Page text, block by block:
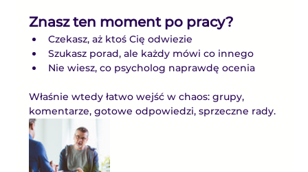
Znasz ten moment po pracy?
Czekasz, aż ktoś Cię odwiezie
Szukasz porad, ale każdy mówi co innego
Nie wiesz, co psycholog naprawdę ocenia
Właśnie wtedy łatwo wejść w chaos: grupy,
komentarze, gotowe odpowiedzi, sprzeczne rady.